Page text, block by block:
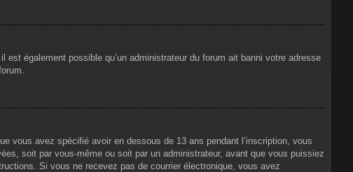
est également possible qu’un administrateur du forum ait banni votre adresse
vous avez spécifié avoir en dessous de 13 ans pendant l’inscription, vous
soit par vous-même ou soit par un administrateur, avant que vous puissiez
Si vous ne recevez pas de courrier électronique, vous avez